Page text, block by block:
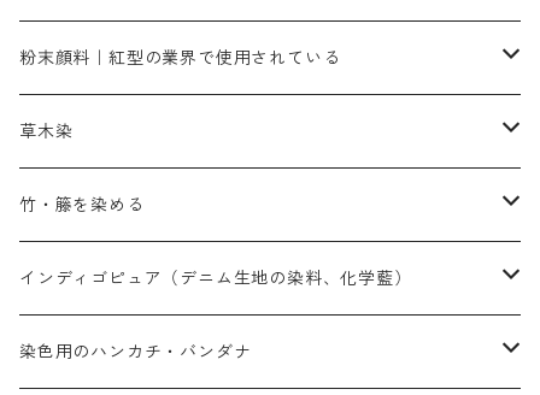
橙色系
青色系
紫色系
人気のおすすめ染料
橙色系
染色に必要な薬品類
補助薬品
お勧め｜スミフィックス～
3原色以外の色目
赤色
染色に必要な薬品
アルカリ剤
補助薬品
捺染に必要な材料
捺染糊
ネオカラー（色）
内容量：100g
内容量：500g
バィンダー（定着剤）
増粘剤
黄色系
エロ―M3G｜定番の色合い
オレンジ系
粉末顔料｜紅型の業界で使用されている
赤色系
本洋紅
代用朱黄色口
黄色系
ファストエロ―10GN（鮮やかな黄色）
ファストエロ―5GN（黄色）
青色系
NSBAブルー
白色｜胡粉
草木染
植物染料
人気のおすすめ植物染料
インド茜・西洋茜の個別販売
濃染処理剤｜ソルバックスPS－900
媒染剤
竹・籐を染める
人気のおすすめ竹・藤を染める染料
塩基性染料（混色可能）
インディゴピュア（デニム生地の染料、化学藍）
初心者向けお試しセット販売
染色用のハンカチ・バンダナ